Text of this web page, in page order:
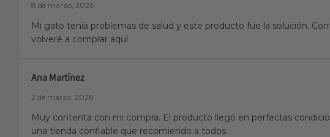
8 de marzo, 2026
Mi gato tenía problemas de salud y este producto fue la solución.
volveré a comprar aquí.
Ana Martínez
2 de marzo, 2026
Muy contenta con mi compra. El producto llegó en perfectas
una tienda confiable que recomiendo a todos.